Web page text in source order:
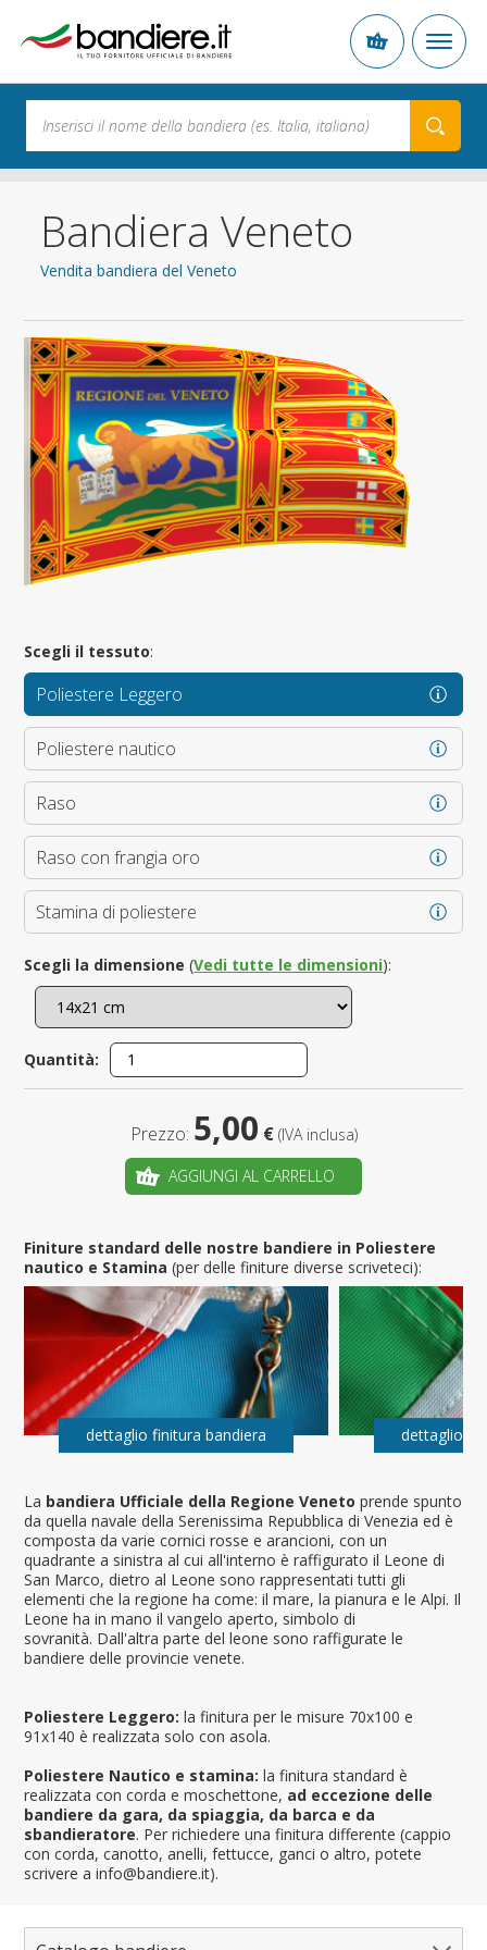
Bandiera Veneto
Vendita bandiera del Veneto
La bandiera Ufficiale della Regione Venetoprende spunto
da quella navale della Serenissima Repubblica di Venezia ed è
composta da varie cornici rosse e arancioni, con un
quadrante a sinistra al cui all'interno è raffigurato il Leone di
San Marco, dietro al Leone sono rappresentati tutti gli
elementi che la regione ha come: il mare, la pianura e le Alpi. Il
Leone ha in mano il vangelo aperto, simbolo di
sovranità. Dall'altra parte del leone sono raffigurate le
bandiere delle provincie venete.
Poliestere Leggero: la finitura per le misure 70x100 e
91x140 è realizzata solo con asola.
Poliestere Nautico e stamina: la finitura standard è
realizzata con corda e moschettone, ad eccezione delle
bandiere da gara, da spiaggia, da barca e da
sbandieratore. Per richiedere una finitura differente (cappio
con corda, canotto, anelli, fettucce, ganci o altro, potete
scrivere a info@bandiere.it).
Scegli il tessuto:
Poliestere Leggero
Poliestere nautico
Raso
Raso con frangia oro
Stamina di poliestere
Scegli la dimensione (Vedi tutte le dimensioni):
Quantità:
Prezzo: 5,00 € (IVA inclusa)
AGGIUNGI AL CARRELLO
Finiture standard delle nostre bandiere in Poliestere
nautico e Stamina(per delle finiture diverse scriveteci):
dettaglio finitura bandiera dettaglio